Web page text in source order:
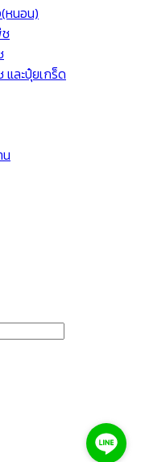
หนอน)
และปุ๋ยเกร็ด